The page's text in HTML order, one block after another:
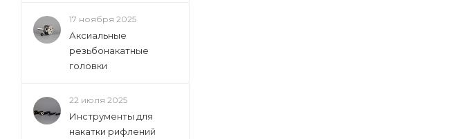
17 ноября 2025
Аксиальные
резьбонакатные
головки
22 июля 2025
Инструменты для
накатки рифлений